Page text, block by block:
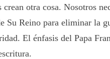
crean otra cosa. Nosotros
Su Reino para eliminar la
El énfasis del Papa